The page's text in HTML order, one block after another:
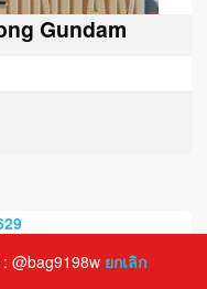
Gundam
@bag9198w ยกเลิก